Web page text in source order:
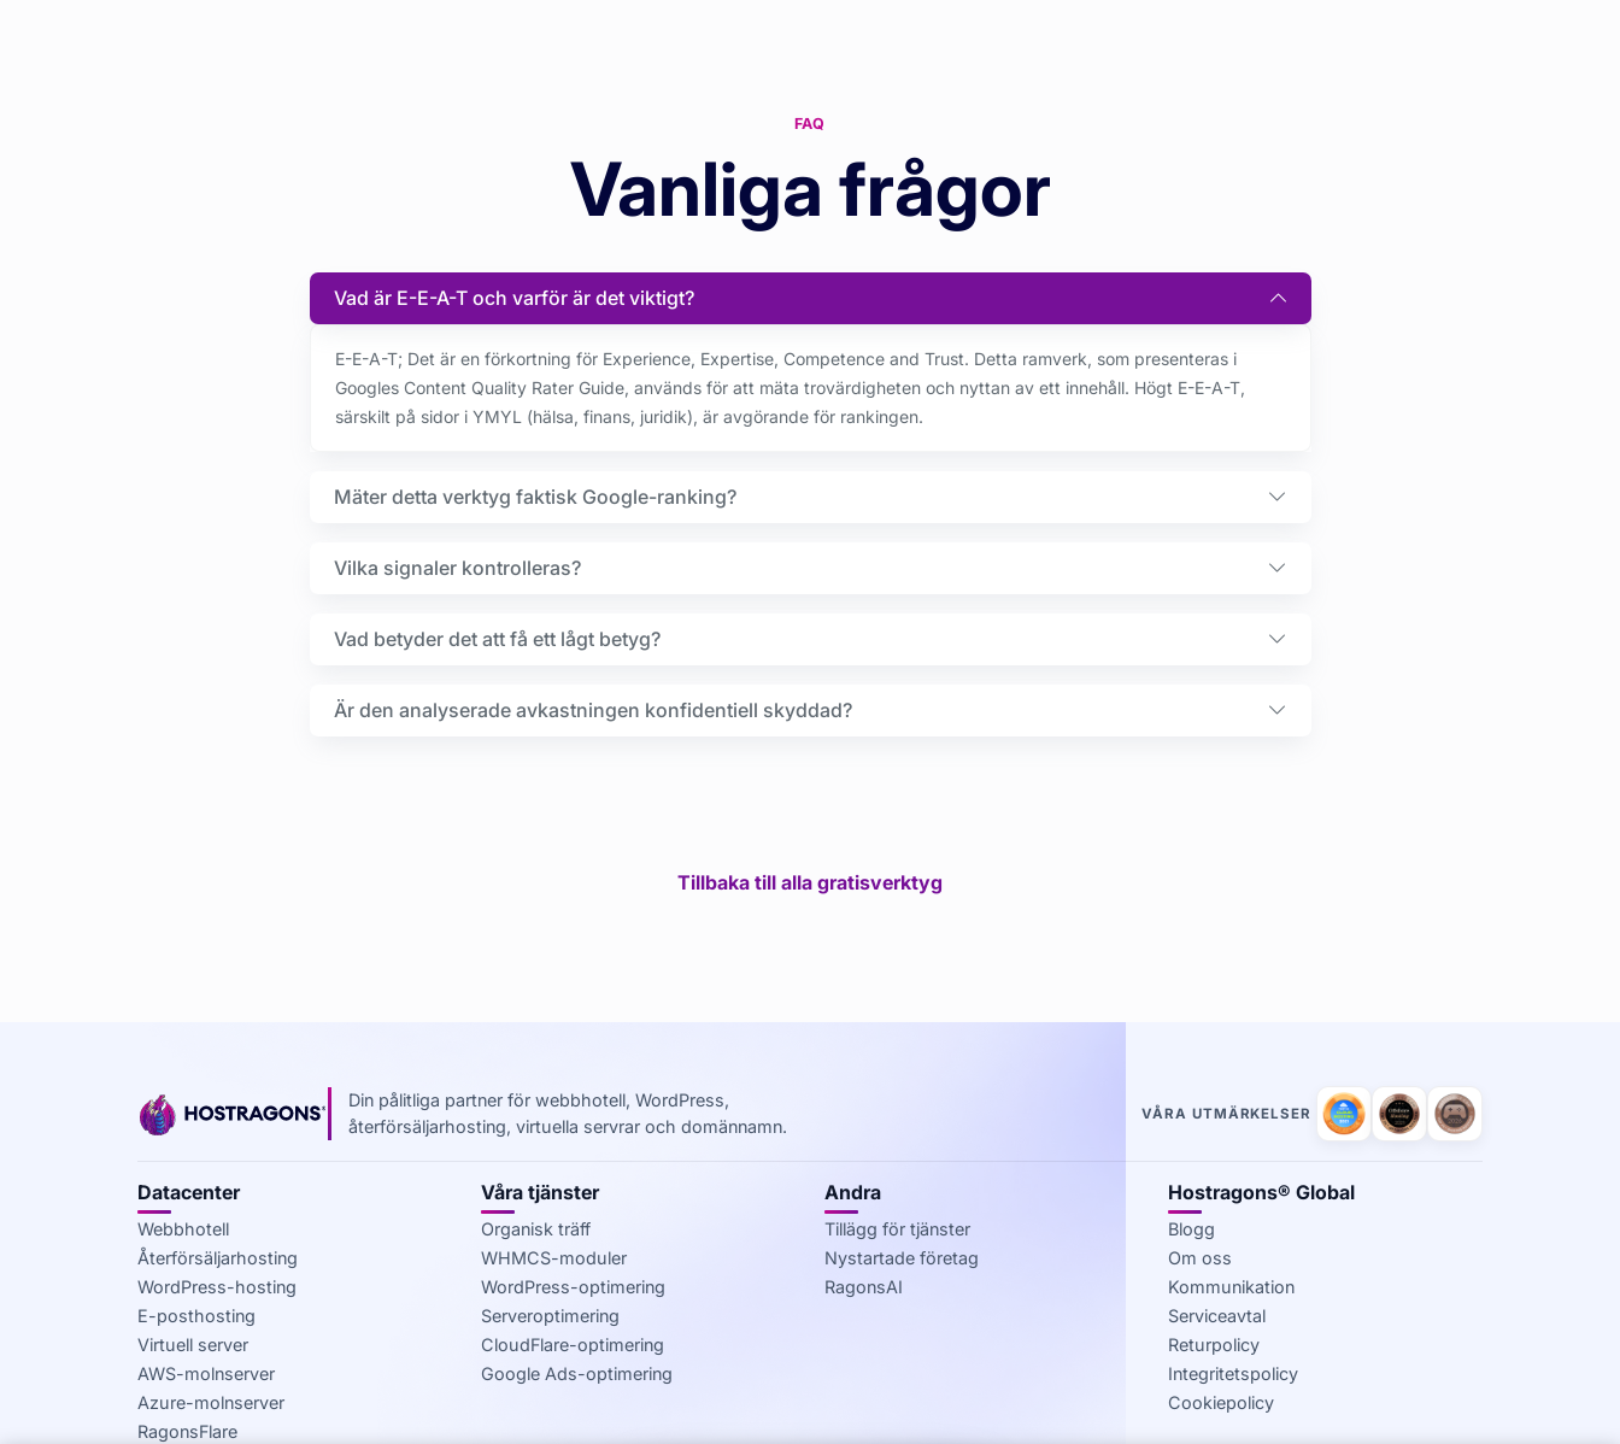
FAQ
Vanliga frågor
Vad är E-E-A-T och varför är det viktigt?
E-E-A-T; Det är en förkortning för Experience, Expertise, Competence and Trust. Detta ramverk, som presenteras i
Googles Content Quality Rater Guide, används för att mäta trovärdigheten och nyttan av ett innehåll. Högt E-E-A-T,
särskilt på sidor i YMYL (hälsa, finans, juridik), är avgörande för rankingen.
Mäter detta verktyg faktisk Google-ranking?
Vilka signaler kontrolleras?
Vad betyder det att få ett lågt betyg?
Är den analyserade avkastningen konfidentiell skyddad?
Tillbaka till alla gratisverktyg
Din pålitliga partner för webbhotell, WordPress,
återförsäljarhosting, virtuella servrar och domännamn.
VÅRA UTMÄRKELSER
Datacenter
Webbhotell
Återförsäljarhosting
WordPress-hosting
E-posthosting
Virtuell server
AWS-molnserver
Azure-molnserver
RagonsFlare
Våra tjänster
Organisk träff
WHMCS-moduler
WordPress-optimering
Serveroptimering
CloudFlare-optimering
Google Ads-optimering
Andra
Tillägg för tjänster
Nystartade företag
RagonsAI
Hostragons® Global
Blogg
Om oss
Kommunikation
Serviceavtal
Returpolicy
Integritetspolicy
Cookiepolicy